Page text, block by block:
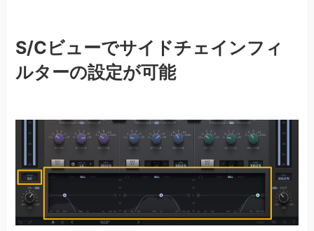
S/Cビューでサイドチェインフィ
ルターの設定が可能